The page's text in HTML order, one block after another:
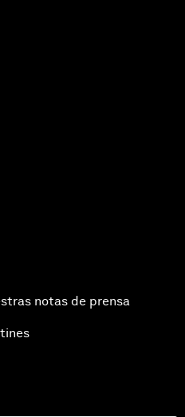
notas de prensa